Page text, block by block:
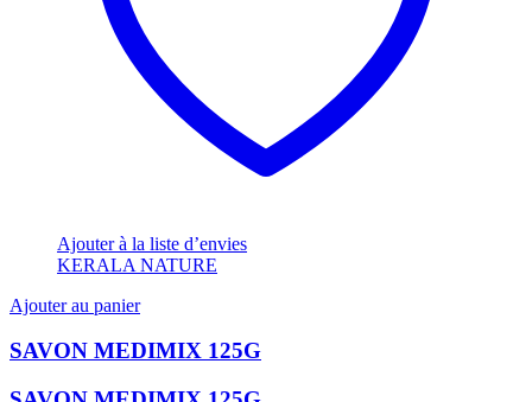
Ajouter à la liste d’envies
KERALA NATURE
Ajouter au panier
SAVON MEDIMIX 125G